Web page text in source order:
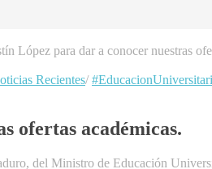
López para dar a conocer nuestras
Recientes/
ofertas académicas.
del Ministro de Educación